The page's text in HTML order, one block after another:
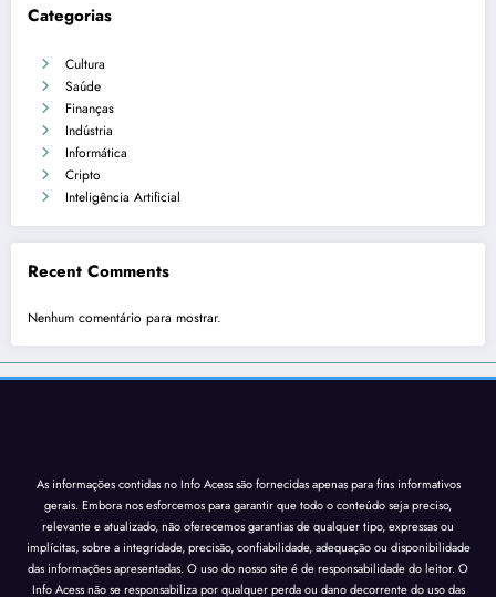
Categorias
Cultura
Saúde
Finanças
Indústria
Informática
Cripto
Inteligência Artificial
Recent Comments
Nenhum comentário para mostrar.
As informações contidas no Info Acess são fornecidas apenas para fins informativos
gerais. Embora nos esforcemos para garantir que todo o conteúdo seja preciso,
relevante e atualizado, não oferecemos garantias de qualquer tipo, expressas ou
implícitas, sobre a integridade, precisão, confiabilidade, adequação ou disponibilidade
das informações apresentadas. O uso do nosso site é de responsabilidade do leitor. O
Info Acess não se responsabiliza por qualquer perda ou dano decorrente do uso das